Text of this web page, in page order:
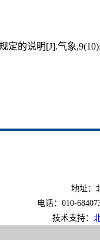
定的说明[J].气象
地址：
电话：010-
技术支持：